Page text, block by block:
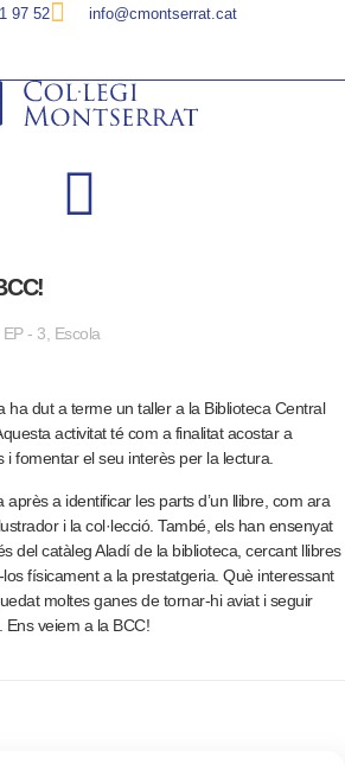
97 52 info@cmontserrat.cat
EP - 3 Escola
ha dut a terme un taller a la Biblioteca Central
activitat té com a finalitat acostar a
i fomentar el seu interès per la lectura.
après a identificar les parts d’un llibre, com ara
i la col·lecció. També, els han ensenyat
del catàleg Aladí de la biblioteca, cercant llibres
físicament a la prestatgeria. Què interessant
moltes ganes de tornar-hi aviat i seguir
Ens veiem a la BCC!